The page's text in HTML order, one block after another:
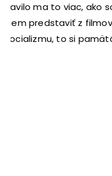
Bavilo ma to viac, ako
viem predstaviť z
socializmu, to si